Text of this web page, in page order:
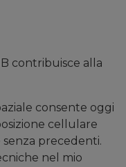
contribuisce alla
consente oggi
cellulare
precedenti.
nel mio